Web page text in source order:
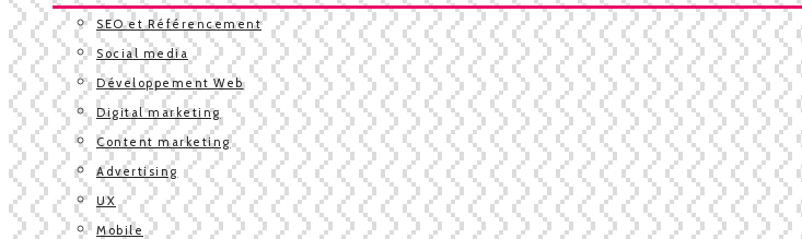
SEO et Référencement
Social media
Développement Web
Digital marketing
Content marketing
Advertising
UX
Mobile